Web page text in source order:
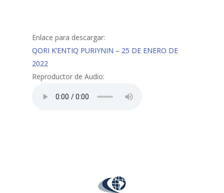
Enlace para descargar:
QORI K’ENTIQ PURIYNIN – 25 DE ENERO DE
2022
Reproductor de Audio: